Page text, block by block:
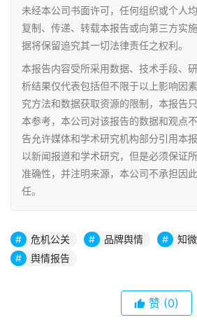
未经本公司书面许可，任何组织或个人
复制、传递、转载本报告或向第三方实
据将保留追究其一切法律责任之权利。
本报告内容受所采用数据、技术手段、
析结果仅代表包括但不限于以上影响因
究方法和数据获取资源的限制，本报告
本参考，本公司对该报告的数据和观点
告允许媒体和学术研究机构部分引用本
以新闻报道和学术研究，但是必须保证
准确性，并注明来源，本公司不承担因
任。
危机公关 品牌舆情
知
舆情报告
赞 (0)